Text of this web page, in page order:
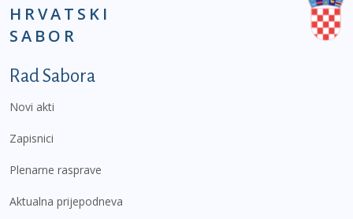
HRVATSKI
SABOR
Podnožje prvi izbornik
Rad Sabora
Novi akti
Zapisnici
Plenarne rasprave
Aktualna prijepodneva